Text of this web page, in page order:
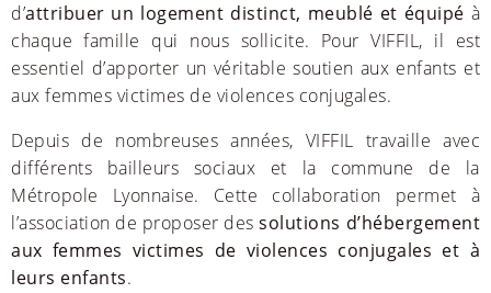
d’attribuer un logement distinct, meublé et équipé à
chaque famille qui nous sollicite. Pour VIFFIL, il est
essentiel d’apporter un véritable soutien aux enfants et
aux femmes victimes de violences conjugales.
Depuis de nombreuses années, VIFFIL travaille avec
différents bailleurs sociaux et la commune de la
Métropole Lyonnaise. Cette collaboration permet à
l’association de proposer des solutions d’hébergement
aux femmes victimes de violences conjugales et à
leurs enfants.